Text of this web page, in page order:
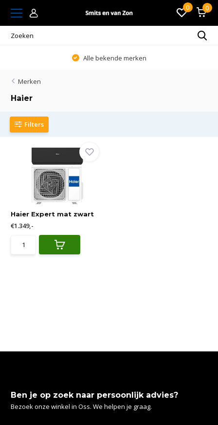
0 0
Alle bekende merken
Merken
Haier
Filters
Haier Expert mat zwart
€1.349,-
Ben je op zoek naar persoonlijk advies?
Bezoek onze winkel in Oss. We helpen je graag.